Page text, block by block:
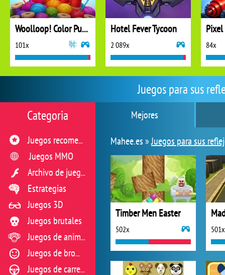
Juegos para sus
Mejores
Mahee.es »Juegos para sus
Timber Men Easter
502x 501x
Categoria
Juegos recomendados
Juegos MMO
Archivo de juegos flash
Estrategias
Juegos 3D
Juegos brutales
Juegos de animales
Juegos de broma
Juegos de carreras
Woolloop! Color Puzzle
101x
Hotel Fever Tycoon
2 089x 84x